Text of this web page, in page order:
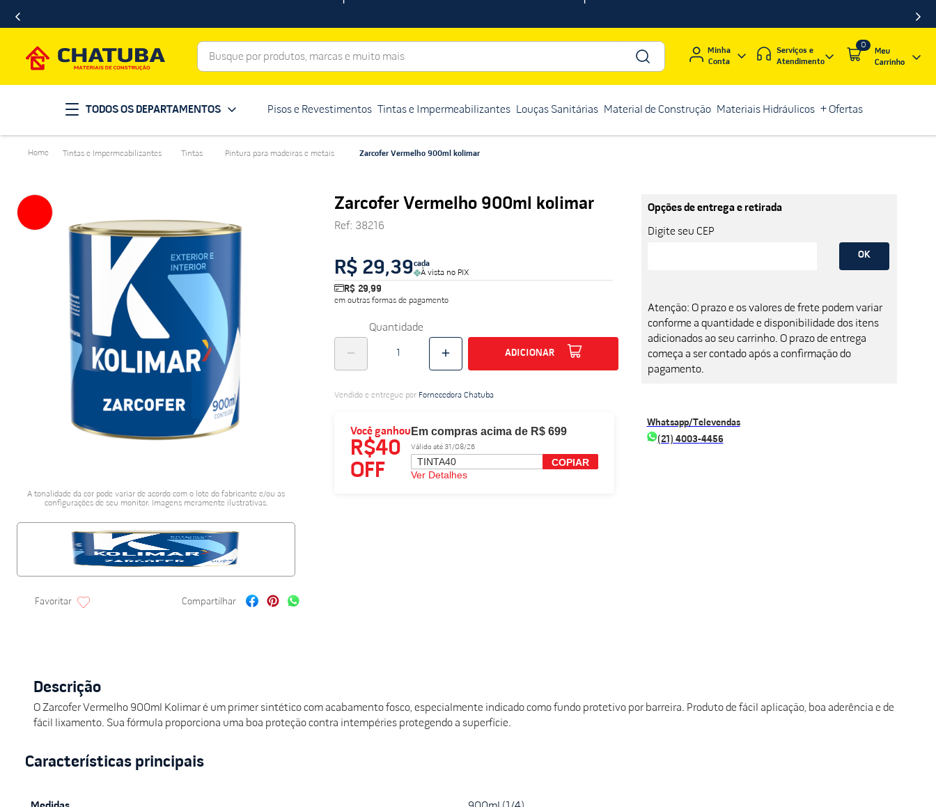
Busque por produtos, marcas e muito mais
Minha
Conta
Serviços e
Atendimento
0
TODOS OS DEPARTAMENTOS Pisos e Revestimentos Tintas e Impermeabilizantes Louças Sanitárias Material de Construção Materiais Hidráulicos + Ofertas
Tintas e Impermeabilizantes Tintas Pintura para madeiras e metais Zarcofer Vermelho 900ml kolimar
A tonalidade da cor pode variar de acordo com o lote do fabricante e/ou as
configurações de seu monitor. Imagens meramente ilustrativas.
Zarcofer Vermelho 900ml kolimar
Ref: 38216
R$ 29,39cada
À vista no PIX
R$ 29,99
em outras formas de pagamento
Quantidade
ADICIONAR
Vendido e entregue por Fornecedora Chatuba
Você ganhou
R$40
OFF
Em compras acima de R$ 699
Válido até 31/08/26
TINTA40
COPIAR
Ver Detalhes
Opções de entrega e retirada
Digite seu CEP
OK
Atenção: O prazo e os valores de frete podem variar
conforme a quantidade e disponibilidade dos itens
adicionados ao seu carrinho. O prazo de entrega
começa a ser contado após a confirmação do
pagamento.
Whatsapp/Televendas
(21) 4003-4456
Descrição
O Zarcofer Vermelho 900ml Kolimar é um primer sintético com acabamento fosco, especialmente indicado como fundo protetivo por barreira. Produto de fácil aplicação, boa aderência e de
fácil lixamento. Sua fórmula proporciona uma boa proteção contra intempéries protegendo a superfície.
1 º porcelanato
2º telha
revestimento
6º massa corrida
7º
telhas
10º porcelanato acetinado